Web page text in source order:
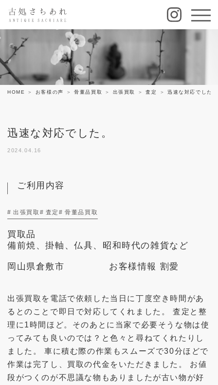
HOME お客様の声 骨董品買取 出張買取 査定 迅速な対応でした。
迅速な対応でした。
2024.04.16
ご利用内容
# 出張買取 # 査定# 骨董品買取
買取品
備前焼、掛軸、仏具、昭和時代の雑貨など
岡山県倉敷市 お客様情報 割愛
出張買取を電話で依頼した当日に丁度空き時間があ
るとのことで即日で対応してくれました。 査定と整
理に1時間ほど。そのあとに当家で必要そうな物は使
ってみても良いのでは？と色々と尋ねてくれたりし
ました。 車に積む際の作業もスムーズで30分ほどで
作業は完了し、買取の代金をいただきました。 お値
段がつくのが不思議な物もありましたが古い物が好